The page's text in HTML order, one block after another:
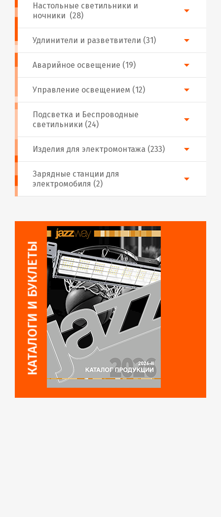
Аварийное освещение (19)
Настольные светильники и
ночники (28)
Подсветка и Беспроводные
светильники (24)
Изделия для электромонтажа (233)
Удлинители и разветвители (31)
Управление освещением (12)
Зарядные станции для
электромобиля (2)